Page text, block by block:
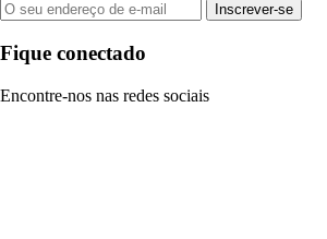
Inscrever-se
Fique conectado
Encontre-nos nas redes sociais